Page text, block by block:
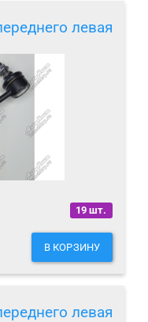
левая
19 шт.
В КОРЗИНУ
левая